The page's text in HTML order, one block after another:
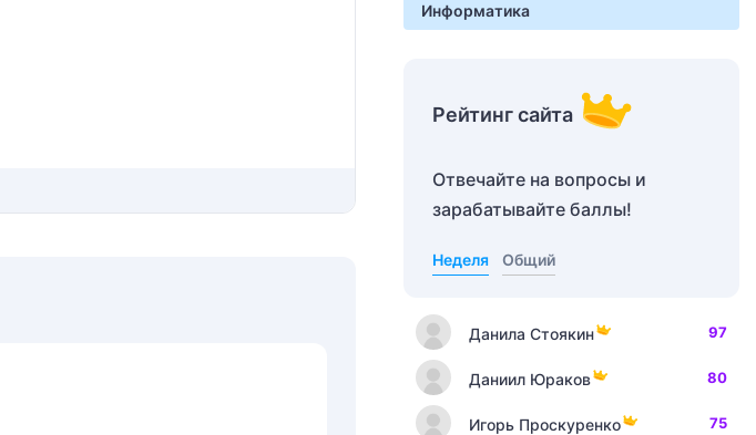
Информатика
Рейтинг сайта
Отвечайте на вопросы и
зарабатывайте баллы!
Неделя Общий
Данила Стоякин 97
Даниил Юраков 80
Игорь Проскуренко 75